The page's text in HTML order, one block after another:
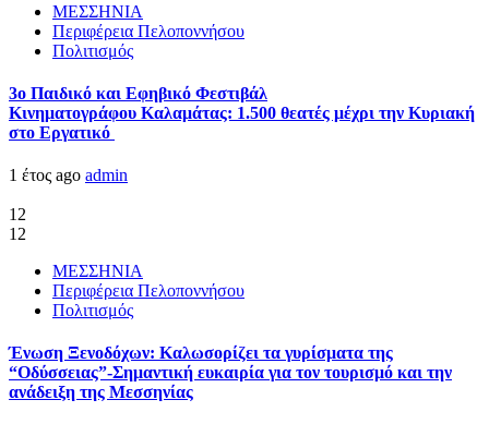
ΜΕΣΣΗΝΙΑ
Περιφέρεια Πελοποννήσου
Πολιτισμός
3ο Παιδικό και Εφηβικό Φεστιβάλ
Κινηματογράφου Καλαμάτας: 1.500 θεατές μέχρι την Κυριακή
στο Εργατικό
1 έτος ago admin
12
12
ΜΕΣΣΗΝΙΑ
Περιφέρεια Πελοποννήσου
Πολιτισμός
Ένωση Ξενοδόχων: Καλωσορίζει τα γυρίσματα της
“Οδύσσειας”-Σημαντική ευκαιρία για τον τουρισμό και την
ανάδειξη της Μεσσηνίας